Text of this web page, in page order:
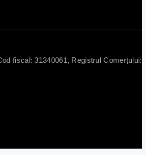
fiscal: 31340061, Registrul Comerțului: